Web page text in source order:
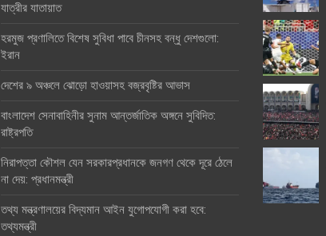
যাত্রীর যাতায়াত
হরমুজ প্রণালিতে বিশেষ সুবিধা পাবে চীনসহ বন্ধু দেশগুলো:
ইরান
দেশের ৯ অঞ্চলে ঝোড়ো হাওয়াসহ বজ্রবৃষ্টির আভাস
বাংলাদেশ সেনাবাহিনীর সুনাম আন্তর্জাতিক অঙ্গনে সুবিদিত:
রাষ্ট্রপতি
নিরাপত্তা কৌশল যেন সরকারপ্রধানকে জনগণ থেকে দূরে ঠেলে
না দেয়: প্রধানমন্ত্রী
তথ্য মন্ত্রণালয়ের বিদ্যমান আইন যুগোপযোগী করা হবে:
তথ্যমন্ত্রী